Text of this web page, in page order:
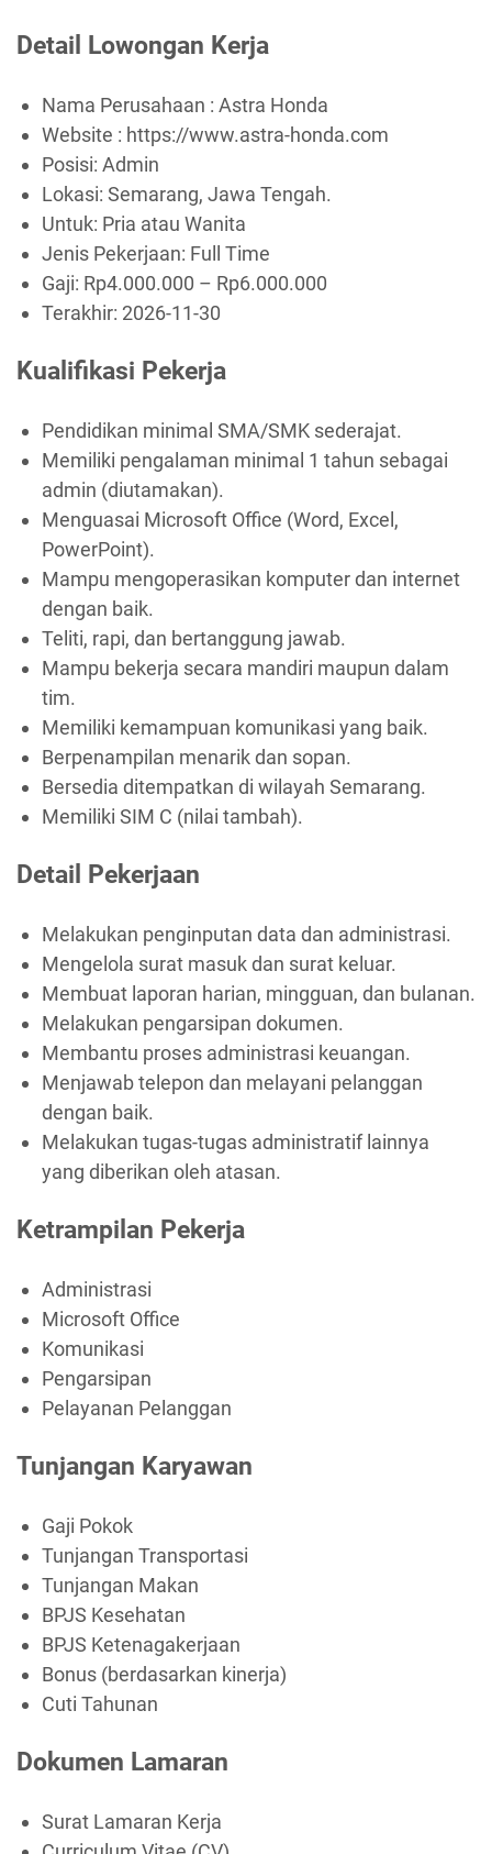
Detail Lowongan Kerja
Nama Perusahaan : Astra Honda
Website : https://www.astra-honda.com
Posisi: Admin
Lokasi: Semarang, Jawa Tengah.
Untuk: Pria atau Wanita
Jenis Pekerjaan: Full Time
Gaji: Rp4.000.000 – Rp6.000.000
Terakhir: 2026-11-30
Kualifikasi Pekerja
Pendidikan minimal SMA/SMK sederajat.
Memiliki pengalaman minimal 1 tahun sebagai
admin (diutamakan).
Menguasai Microsoft Office (Word, Excel,
PowerPoint).
Mampu mengoperasikan komputer dan internet
dengan baik.
Teliti, rapi, dan bertanggung jawab.
Mampu bekerja secara mandiri maupun dalam
tim.
Memiliki kemampuan komunikasi yang baik.
Berpenampilan menarik dan sopan.
Bersedia ditempatkan di wilayah Semarang.
Memiliki SIM C (nilai tambah).
Detail Pekerjaan
Melakukan penginputan data dan administrasi.
Mengelola surat masuk dan surat keluar.
Membuat laporan harian, mingguan, dan bulanan.
Melakukan pengarsipan dokumen.
Membantu proses administrasi keuangan.
Menjawab telepon dan melayani pelanggan
dengan baik.
Melakukan tugas-tugas administratif lainnya
yang diberikan oleh atasan.
Ketrampilan Pekerja
Administrasi
Microsoft Office
Komunikasi
Pengarsipan
Pelayanan Pelanggan
Tunjangan Karyawan
Gaji Pokok
Tunjangan Transportasi
Tunjangan Makan
BPJS Kesehatan
BPJS Ketenagakerjaan
Bonus (berdasarkan kinerja)
Cuti Tahunan
Dokumen Lamaran
Surat Lamaran Kerja